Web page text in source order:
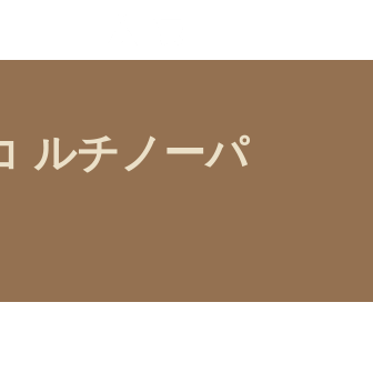
ルチノーパ